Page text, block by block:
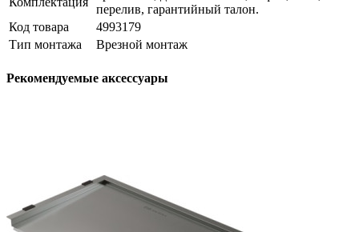
перелив, гарантийный талон.
Код товара
4993179
Тип монтажа
Врезной монтаж
Рекомендуемые аксессуары